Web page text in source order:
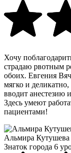
Хочу
страдаю рвотным
обоих. Евгения
мягко и
вводит анестезию
Здесь умеют
пациентами!
Альмира Кутушева
Знаток города 6